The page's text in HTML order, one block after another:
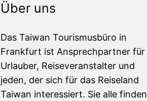
Über uns
Das Taiwan Tourismusbüro in
Frankfurt ist Ansprechpartner für
Urlauber, Reiseveranstalter und
jeden, der sich für das Reiseland
Taiwan interessiert. Sie alle finden